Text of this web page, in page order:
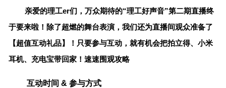
亲爱的理工er们，万众期待的“理工好声音”第二期直播终
于要来啦！除了超燃的舞台表演，我们还为直播间观众准备了
【超值互动礼品】！只要参与互动，就有机会把拍立得、小米
耳机、充电宝带回家！速速围观攻略
互动时间 & 参与方式